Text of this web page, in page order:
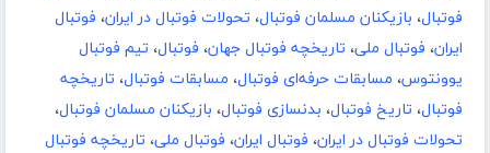
فوتبال، بازیکنان مسلمان فوتبال، تحولات فوتبال در ایران، فوتبال
ایران، فوتبال ملی، تاریخچه فوتبال جهان، فوتبال، تیم فوتبال
یوونتوس، مسابقات حرفه‌ای فوتبال، مسابقات فوتبال، تاریخچه
فوتبال، تاریخ فوتبال، بدنسازی فوتبال، بازیکنان مسلمان فوتبال،
تحولات فوتبال در ایران، فوتبال ایران، فوتبال ملی، تاریخچه فوتبال